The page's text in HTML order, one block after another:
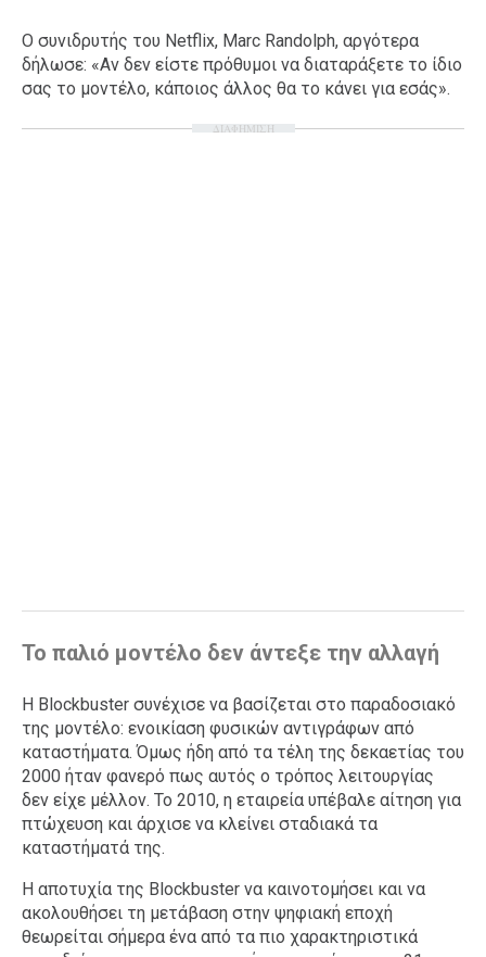
Ο συνιδρυτής του Netflix, Marc Randolph, αργότερα
δήλωσε: «Αν δεν είστε πρόθυμοι να διαταράξετε το ίδιο
σας το μοντέλο, κάποιος άλλος θα το κάνει για εσάς».
ΔΙΑΦΗΜΙΣΗ
Το παλιό μοντέλο δεν άντεξε την αλλαγή
Η Blockbuster συνέχισε να βασίζεται στο παραδοσιακό
της μοντέλο: ενοικίαση φυσικών αντιγράφων από
καταστήματα. Όμως ήδη από τα τέλη της δεκαετίας του
2000 ήταν φανερό πως αυτός ο τρόπος λειτουργίας
δεν είχε μέλλον. Το 2010, η εταιρεία υπέβαλε αίτηση για
πτώχευση και άρχισε να κλείνει σταδιακά τα
καταστήματά της.
Η αποτυχία της Blockbuster να καινοτομήσει και να
ακολουθήσει τη μετάβαση στην ψηφιακή εποχή
θεωρείται σήμερα ένα από τα πιο χαρακτηριστικά